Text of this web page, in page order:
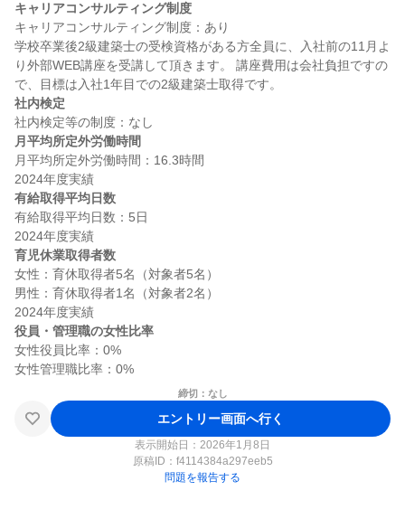
キャリアコンサルティング制度
キャリアコンサルティング制度：あり
学校卒業後2級建築士の受検資格がある方全員に、入社前の11月よ
り外部WEB講座を受講して頂きます。 講座費用は会社負担ですの
社内検定
月平均所定外労働時間
月平均所定外労働時間：16.3時間
有給取得平均日数
有給取得平均日数：5日
育児休業取得者数
女性：育休取得者5名（対象者5名）
男性：育休取得者1名（対象者2名）
役員・管理職の女性比率
女性役員比率：0%
締切：なし
エントリー画面へ行く
表示開始日：2026年1月8日
原稿ID： f4114384a297eeb5
問題を報告する